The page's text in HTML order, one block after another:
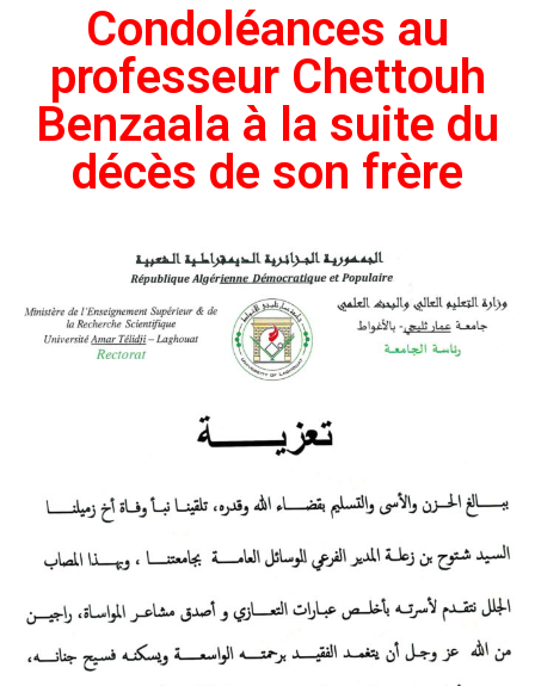
Condoléances au
professeur Chettouh
Benzaala à la suite du
décès de son frère